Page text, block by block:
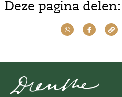
Deze pagina delen: